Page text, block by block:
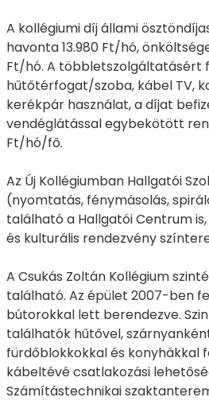
A kollégiumi díj állami
havonta 13.980 Ft/hó,
Ft/hó. A többletszolgáltatásért
hűtőtérfogat/szoba, kábel TV,
kerékpár használat, a díjat
vendéglátással egybekötött
Ft/hó/fő.
Az Új Kollégiumban Hallgatói
(nyomtatás, fénymásolás,
található a Hallgatói Centrum
és kulturális rendezvény
A Csukás Zoltán Kollégium
található. Az épület 2007-ben
bútorokkal lett berendezve.
találhatók hűtővel,
fürdőblokkokkal és konyhákkal
kábeltévé csatlakozási
Számítástechnikai